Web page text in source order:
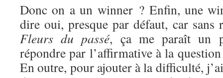
Donc on a un winner ? Enfin, une
dire oui, presque par défaut, car sans
Fleurs du passé, ça me paraît un
répondre par l’affirmative à la
En outre, pour ajouter à la difficulté,